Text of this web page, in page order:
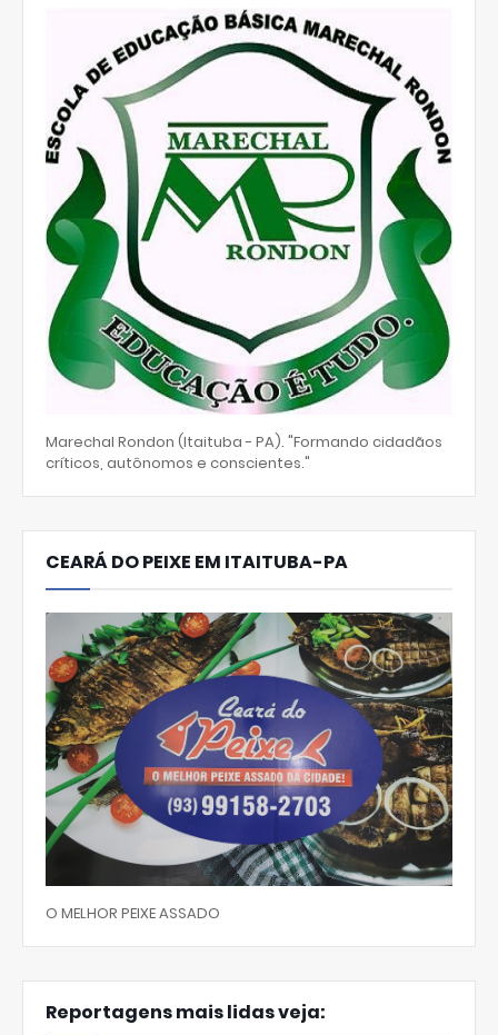
Marechal Rondon (Itaituba - PA). "Formando cidadãos
críticos, autônomos e conscientes."
CEARÁ DO PEIXE EM ITAITUBA-PA
O MELHOR PEIXE ASSADO
Reportagens mais lidas veja: